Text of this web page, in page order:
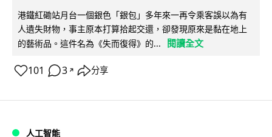
港鐵紅磡站月台一個銀色「銀包」多年來一再令乘客誤以為有
人遺失財物，事主原本打算拾起交還，卻發現原來是黏在地上
的藝術品。這件名為《失而復得》的...
閱讀全文
101 3 ↗ 分享
人工智能